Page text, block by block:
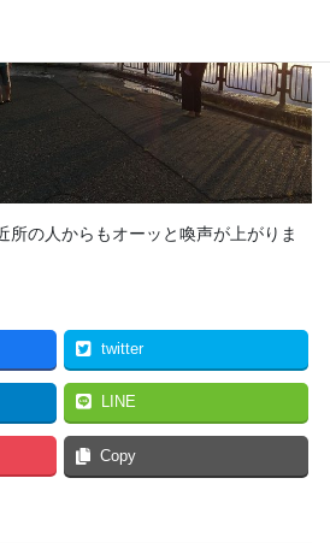
所の人からもオーッと喚声が上がりま
twitter
LINE
Copy